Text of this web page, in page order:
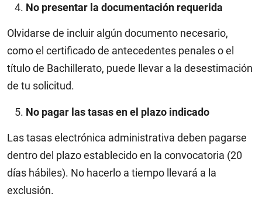
No presentar la documentación requerida
Olvidarse de incluir algún documento necesario,
como el certificado de antecedentes penales o el
título de Bachillerato, puede llevar a la desestimación
de tu solicitud.
No pagar las tasas en el plazo indicado
Las tasas electrónica administrativa deben pagarse
dentro del plazo establecido en la convocatoria (20
días hábiles). No hacerlo a tiempo llevará a la
exclusión.